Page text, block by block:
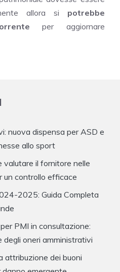
allora si potrebbe
per aggiornare
nuova dispensa per ASD e
allo sport
valutare il fornitore nelle
controllo efficace
2025: Guida Completa
PMI in consultazione:
degli oneri amministrativi
attribuzione dei buoni